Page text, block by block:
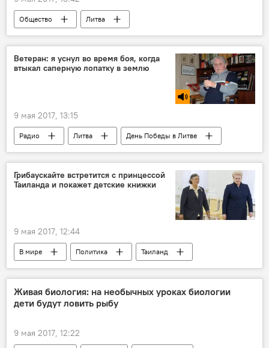
Общество
Литва
Государственная пограничная служба
День Победы
советская символика
Советская символика в Литве
Ветеран: я уснул во время боя, когда
втыкал саперную лопатку в землю
9 мая 2017, 13:15
Радио Литва День Победы в Литве
Грибаускайте встретится с принцессой
Таиланда и покажет детские книжки
9 мая 2017, 12:44
В мире Политика
Таиланд
Индонезия
СПГ
Живая биология: на необычных уроках биологии
дети будут ловить рыбу
9 мая 2017, 12:22